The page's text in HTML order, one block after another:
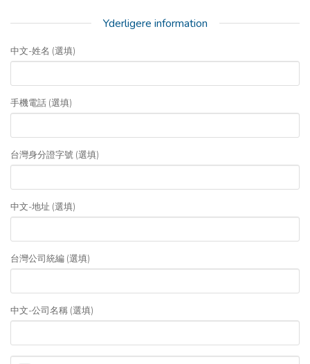
Yderligere information
中文-姓名 (選填)
手機電話 (選填)
台灣身分證字號 (選填)
中文-地址 (選填)
台灣公司統編 (選填)
中文-公司名稱 (選填)